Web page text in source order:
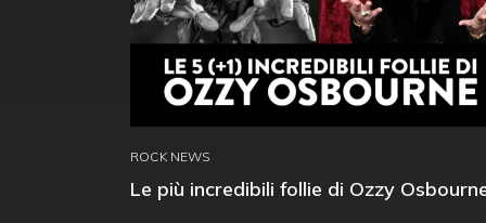
ROCK NEWS
Le più incredibili follie di Ozzy